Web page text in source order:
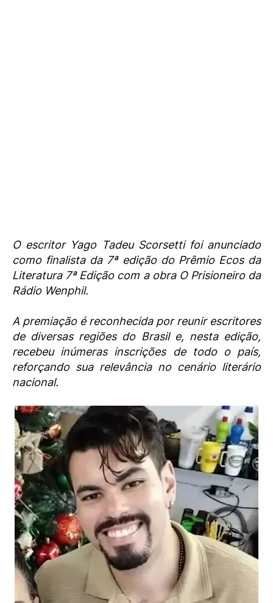
O escritor Yago Tadeu Scorsetti foi anunciado
como finalista da 7ª edição do Prêmio Ecos da
Literatura 7ª Edição com a obra O Prisioneiro da
Rádio Wenphil.
A premiação é reconhecida por reunir escritores
de diversas regiões do Brasil e, nesta edição,
recebeu inúmeras inscrições de todo o país,
reforçando sua relevância no cenário literário
nacional.